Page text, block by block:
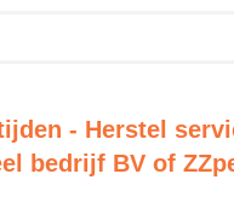
- Herstel
bedrijf BV of